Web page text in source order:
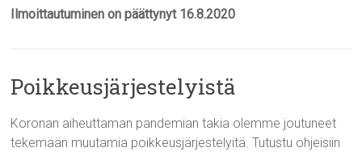
Ilmoittautuminen on päättynyt 16.8.2020
Poikkeusjärjestelyistä
Koronan aiheuttaman pandemian takia olemme joutuneet
tekemään muutamia poikkeusjärjestelyitä. Tutustu ohjeisiin